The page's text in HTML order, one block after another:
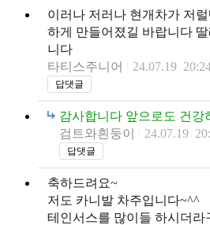
이러나 저러나 현개차가 저
하게 만들어졌길 바랍니다
니다
타티스주니어
24.07.19
답댓글
감사합니다 앞으로도 건강
검트와흰둥이
24.07.19
답댓글
축하드려요~
저도 카니발 차주입니다~^^
테인서스를 많이들 하시더라